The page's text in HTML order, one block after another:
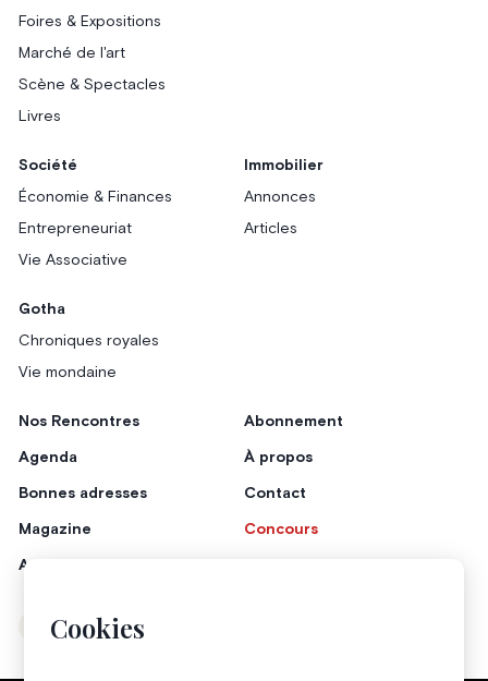
Cookies
Foires & Expositions
Marché de l'art
Scène & Spectacles
Livres
Société
Économie & Finances
Entrepreneuriat
Vie Associative
Immobilier
Annonces
Articles
Gotha
Chroniques royales
Vie mondaine
Nos Rencontres
Agenda
Bonnes adresses
Magazine
Annonceurs
Abonnement
À propos
Contact
Concours
Instagram